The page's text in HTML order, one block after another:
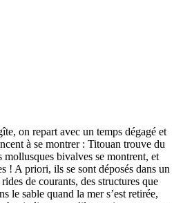
on repart avec un temps dégagé et
à se montrer : Titouan trouve du
bivalves se montrent, et
! A priori, ils se sont déposés dans un
de courants, des structures que
le sable quand la mer s’est retirée,